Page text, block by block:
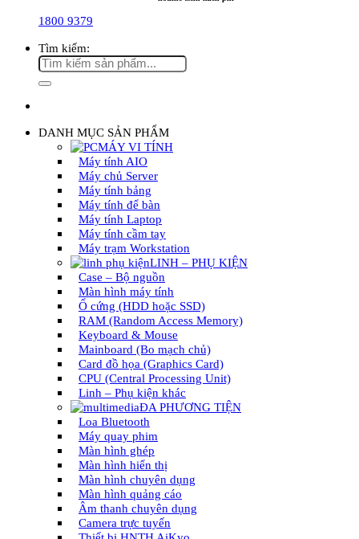
1800 9379
Tìm kiếm:
DANH MỤC SẢN PHẨM
MÁY VI TÍNH
Máy tính AIO
Máy chủ Server
Máy tính bảng
Máy tính để bàn
Máy tính Laptop
Máy tính cầm tay
Máy trạm Workstation
LINH – PHỤ KIỆN
Case – Bộ nguồn
Màn hình máy tính
Ổ cứng (HDD hoặc SSD)
RAM (Random Access Memory)
Keyboard & Mouse
Mainboard (Bo mạch chủ)
Card đồ họa (Graphics Card)
CPU (Central Processing Unit)
Linh – Phụ kiện khác
ĐA PHƯƠNG TIỆN
Loa Bluetooth
Máy quay phim
Màn hình ghép
Màn hình hiển thị
Màn hình chuyên dụng
Màn hình quảng cáo
Âm thanh chuyên dụng
Camera trực tuyến